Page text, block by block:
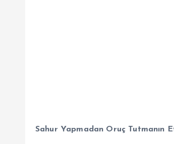
Sahur Yapmadan Oruç Tutmanın